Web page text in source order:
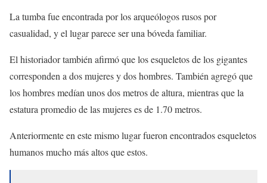
La tumba fue encontrada por los arqueólogos rusos por
casualidad, y el lugar parece ser una bóveda familiar.
El historiador también afirmó que los esqueletos de los gigantes
corresponden a dos mujeres y dos hombres. También agregó que
los hombres medían unos dos metros de altura, mientras que la
estatura promedio de las mujeres es de 1.70 metros.
Anteriormente en este mismo lugar fueron encontrados esqueletos
humanos mucho más altos que estos.